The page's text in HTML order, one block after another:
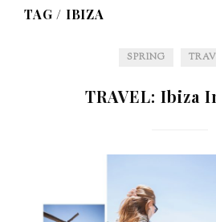
TAG / IBIZA
SPRING
TRAVEL: Ibiza